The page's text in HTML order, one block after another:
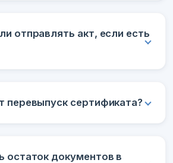
отправлять акт, если есть
перевыпуск сертификата?
остаток документов в